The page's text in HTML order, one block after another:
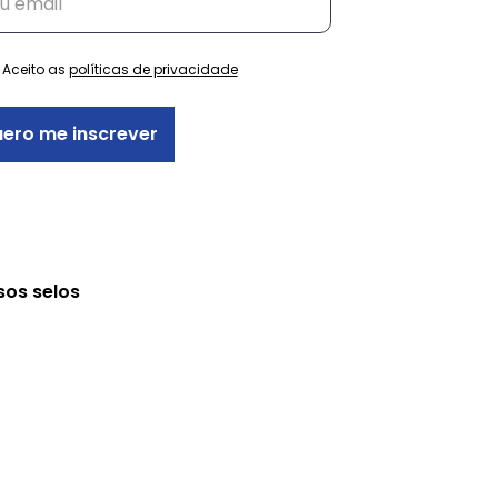
Aceito as políticas de privacidade
me inscrever
selos